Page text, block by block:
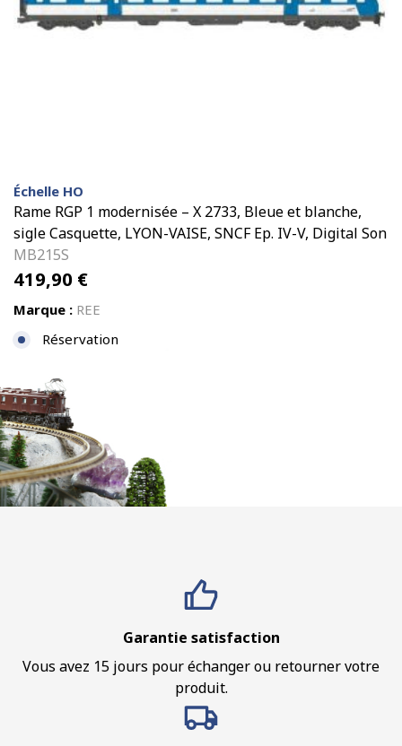
Échelle HO
Rame RGP 1 modernisée – X 2733, Bleue et blanche,
sigle Casquette, LYON-VAISE, SNCF Ep. IV-V, Digital Son
MB215S
419,90 €
Marque : REE
Réservation
Garantie satisfaction
Vous avez 15 jours pour échanger ou retourner votre
produit.